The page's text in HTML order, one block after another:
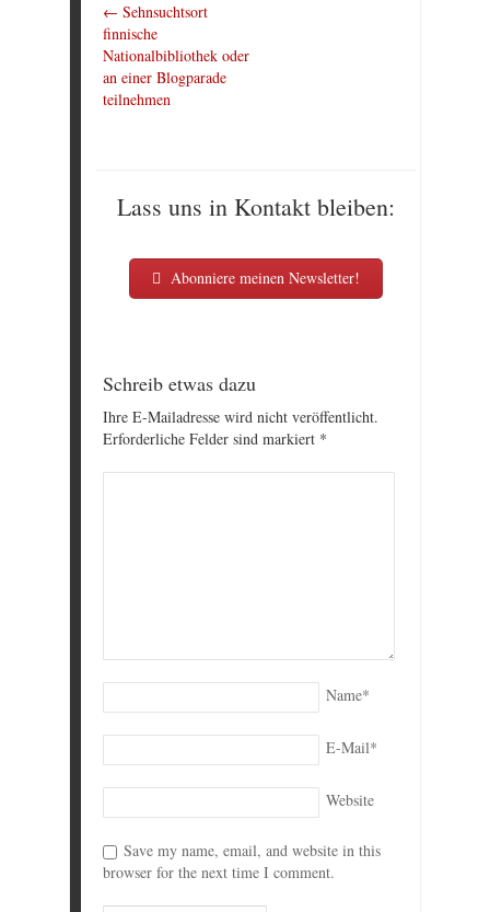
← Sehnsuchtsort
finnische
Nationalbibliothek oder
an einer Blogparade
teilnehmen
Lass uns in Kontakt bleiben:
Abonniere meinen Newsletter!
Schreib etwas dazu
Ihre E-Mailadresse wird nicht veröffentlicht.
Erforderliche Felder sind markiert *
Name*
E-Mail*
Website
Save my name, email, and website in this
browser for the next time I comment.